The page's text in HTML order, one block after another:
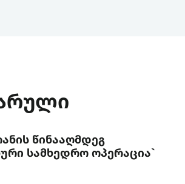
წინააღმდეგ
სამხედრო ოპერაცია`